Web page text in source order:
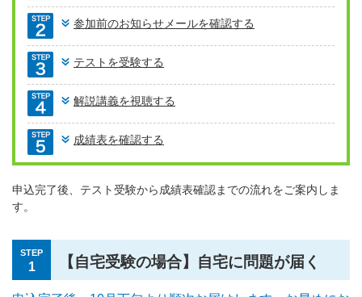
参加前のお知らせメールを確認する
テストを受験する
解説講義を視聴する
成績表を確認する
申込完了後、テスト受験から成績表確認までの流れをご案内しま
す。
STEP
1 【自宅受験の場合】自宅に問題が届く